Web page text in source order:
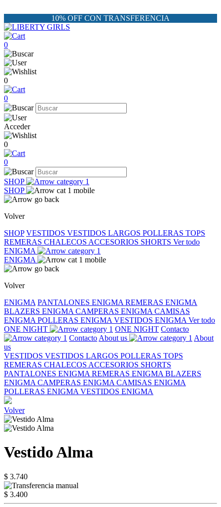
10% OFF CON TRANSFERENCIA
0
0
0
Acceder
0
0
SHOP
SHOP
Volver
SHOP VESTIDOS VESTIDOS LARGOS POLLERAS TOPS
REMERAS CHALECOS ACCESORIOS SHORTS Ver todo
ENIGMA
ENIGMA
Volver
ENIGMA PANTALONES ENIGMA REMERAS ENIGMA
BLAZERS ENIGMA CAMPERAS ENIGMA CAMISAS
ENIGMA POLLERAS ENIGMA VESTIDOS ENIGMA Ver todo
ONE NIGHT
ONE NIGHT Contacto
Contacto About us
About
us
VESTIDOS VESTIDOS LARGOS POLLERAS TOPS
REMERAS CHALECOS ACCESORIOS SHORTS
PANTALONES ENIGMA REMERAS ENIGMA BLAZERS
ENIGMA CAMPERAS ENIGMA CAMISAS ENIGMA
POLLERAS ENIGMA VESTIDOS ENIGMA
Volver
Vestido Alma
$ 3.740
$ 3.400